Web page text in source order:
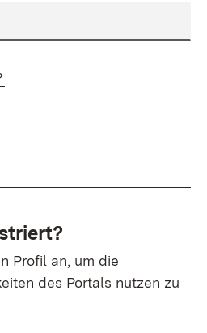
Profil an, um die
des Portals nutzen zu